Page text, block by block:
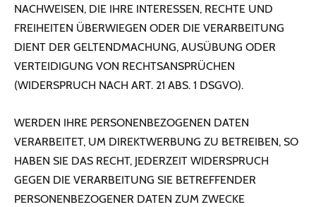
NACHWEISEN, DIE IHRE INTERESSEN, RECHTE UND
FREIHEITEN ÜBERWIEGEN ODER DIE VERARBEITUNG
DIENT DER GELTENDMACHUNG, AUSÜBUNG ODER
VERTEIDIGUNG VON RECHTSANSPRÜCHEN
(WIDERSPRUCH NACH ART. 21 ABS. 1 DSGVO).
WERDEN IHRE PERSONENBEZOGENEN DATEN
VERARBEITET, UM DIREKTWERBUNG ZU BETREIBEN, SO
HABEN SIE DAS RECHT, JEDERZEIT WIDERSPRUCH
GEGEN DIE VERARBEITUNG SIE BETREFFENDER
PERSONENBEZOGENER DATEN ZUM ZWECKE